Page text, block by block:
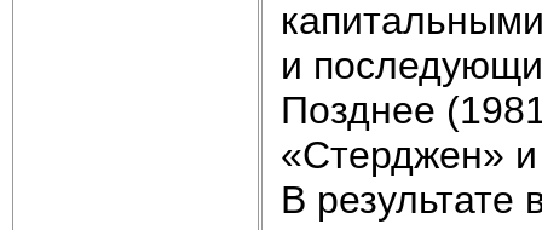
и
Позднее
«Стерджен»
В результате